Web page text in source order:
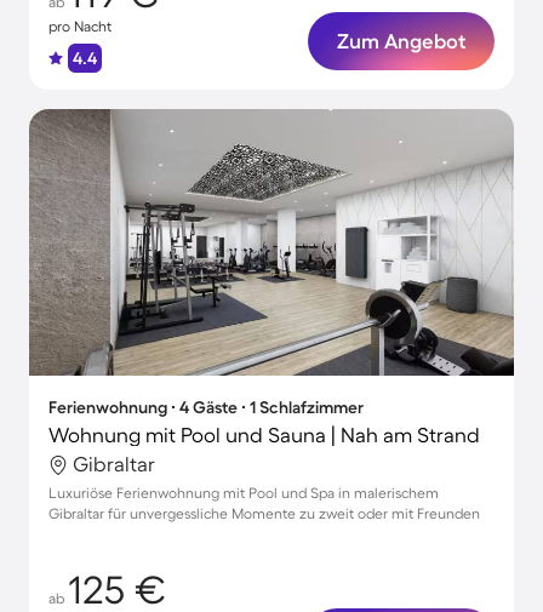
pro Nacht
4.4
Zum Angebot
Ferienwohnung ∙ 4 Gäste ∙ 1 Schlafzimmer
Wohnung mit Pool und Sauna | Nah am Strand
Gibraltar
Luxuriöse Ferienwohnung mit Pool und Spa in malerischem
Gibraltar für unvergessliche Momente zu zweit oder mit Freunden
ab 125 €